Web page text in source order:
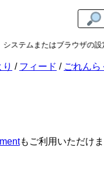
テムまたはブラウザの設定
フィード ごれんら
もご利用いただけま